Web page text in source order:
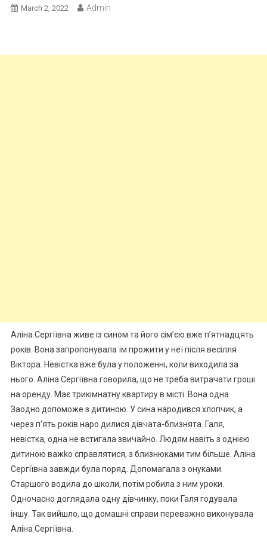
March 2, 2022 Admin
Аліна Сергіївна живе із сином та його сім’єю вже п’ятнадцять
років. Вона запропонувала їм прожити у неї після весілля
Віктора. Невістка вже була у nоложенні, коли виходила за
нього. Аліна Сергіївна говорила, що не треба витрачати гроші
на оренду. Має трикімнатну квартиру в місті. Вона одна.
Заодно допоможе з дитиною. У сина народився хлопчик, а
через п’ять років наро дилися дівчата-близнята. Галя,
невістка, одна не встигала звичайно. Людям навіть з однією
дитиною важkо справлятися, з близнюками тим більше. Аліна
Сергіївна завжди була поряд. Допомагала з онуками.
Старшого водила до школи, потім робила з ним уроки.
Одночасно доглядала одну дівчинку, поки Галя годувала
іншу. Так вийшло, що домашні справи переважно виконувала
Аліна Сергіївна.